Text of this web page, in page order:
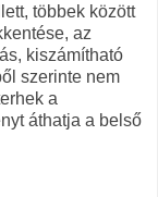
többek között
az
kiszámítható
szerinte nem
a
áthatja a belső